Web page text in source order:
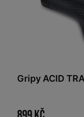
Gripy ACID